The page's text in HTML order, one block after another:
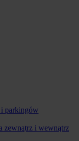
parkingów
zewnątrz i wewnątrz